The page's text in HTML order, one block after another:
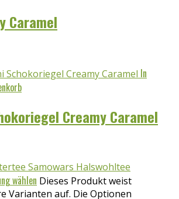
Caramel
In
Creamy Caramel
wählen Dieses Produkt weist
Varianten auf. Die Optionen